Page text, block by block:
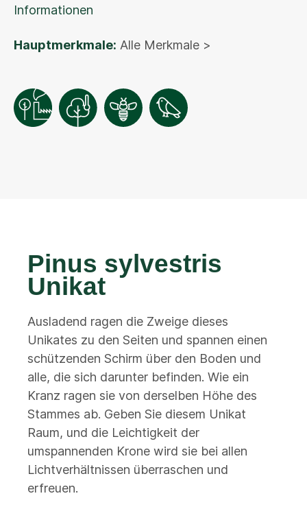
Informationen
Hauptmerkmale: Alle Merkmale >
Pinus sylvestris
Unikat
Ausladend ragen die Zweige dieses
Unikates zu den Seiten und spannen einen
schützenden Schirm über den Boden und
alle, die sich darunter befinden. Wie ein
Kranz ragen sie von derselben Höhe des
Stammes ab. Geben Sie diesem Unikat
Raum, und die Leichtigkeit der
umspannenden Krone wird sie bei allen
Lichtverhältnissen überraschen und
erfreuen.